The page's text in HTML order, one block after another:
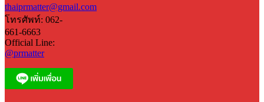
thaiprmatter@gmail.com
โทรศัพท์: 062-
661-6663
Official Line:
@prmatter